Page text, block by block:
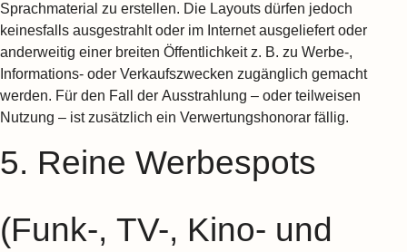
Sprachmaterial zu erstellen. Die Layouts dürfen jedoch
keinesfalls ausgestrahlt oder im Internet ausgeliefert oder
anderweitig einer breiten Öffentlichkeit z. B. zu Werbe-,
Informations- oder Verkaufszwecken zugänglich gemacht
werden. Für den Fall der Ausstrahlung – oder teilweisen
Nutzung – ist zusätzlich ein Verwertungshonorar fällig.
5. Reine Werbespots
(Funk-, TV-, Kino- und